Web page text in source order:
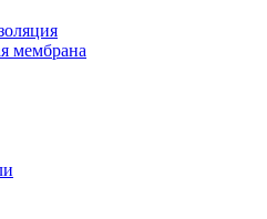
мембрана